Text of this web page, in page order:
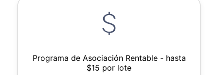
Programa de Asociación Rentable - hasta
$15 por lote